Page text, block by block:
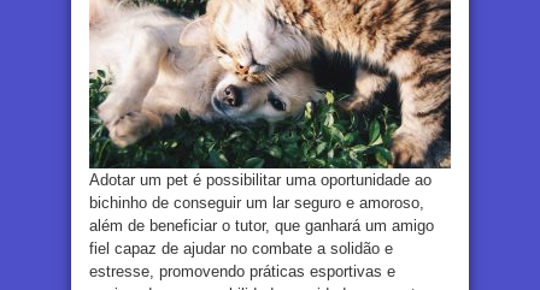
Adotar um pet é possibilitar uma oportunidade ao
bichinho de conseguir um lar seguro e amoroso,
além de beneficiar o tutor, que ganhará um amigo
fiel capaz de ajudar no combate a solidão e
estresse, promovendo práticas esportivas e